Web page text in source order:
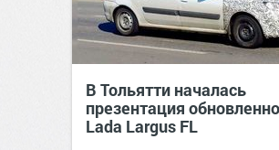
В Тольятти началась
презентация
Lada Largus FL